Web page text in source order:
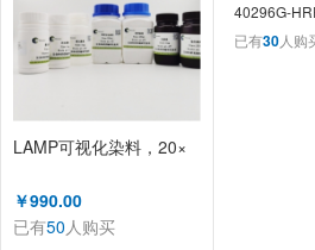
LAMP可视化染料，20×
￥990.00
已有50人购买
40296G-
已有30人购